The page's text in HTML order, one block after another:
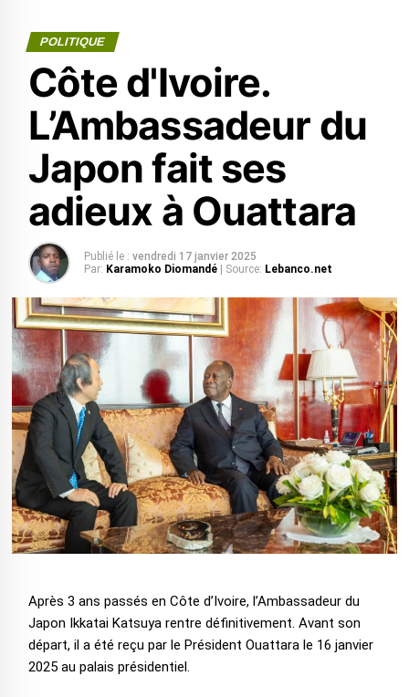
POLITIQUE
Côte d'Ivoire.
L’Ambassadeur du
Japon fait ses
adieux à Ouattara
Publié le : vendredi 17 janvier 2025
Par: Karamoko Diomandé | Source: Lebanco.net
Après 3 ans passés en Côte d’Ivoire, l’Ambassadeur du
Japon Ikkatai Katsuya rentre définitivement. Avant son
départ, il a été reçu par le Président Ouattara le 16 janvier
2025 au palais présidentiel.